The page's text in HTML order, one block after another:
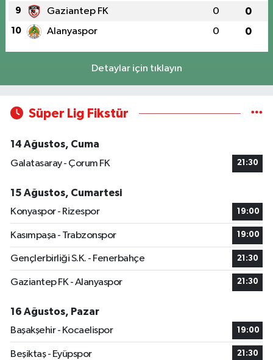
9 Gaziantep FK 0 0
10 Alanyaspor 0 0
Detaylar için tıklayın
Süper Lig Fikstür
14 Ağustos, Cuma
Galatasaray - Çorum FK
21:30
15 Ağustos, Cumartesi
Konyaspor - Rizespor
19:00
Kasımpaşa - Trabzonspor 19:00
Gençlerbirliği S.K. - Fenerbahçe 21:30
Gaziantep FK - Alanyaspor 21:30
16 Ağustos, Pazar
Başakşehir - Kocaelispor
19:00
Beşiktaş - Eyüpspor 21:30